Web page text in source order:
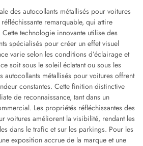
des autocollants métallisés pour voitures
remarquable, qui attire
Cette technologie innovante utilise des
spécialisés pour créer un effet visuel
varie selon les conditions d’éclairage et
soit sous le soleil éclatant ou sous les
autocollants métallisés pour voitures offrent
constantes. Cette finition distinctive
de reconnaissance, tant dans un
Les propriétés réfléchissantes des
voitures améliorent la visibilité, rendant les
dans le trafic et sur les parkings. Pour les
exposition accrue de la marque et une